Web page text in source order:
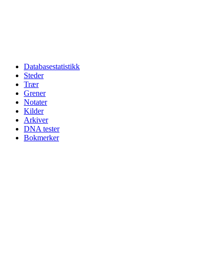
Databasestatistikk
Steder
Trær
Grener
Notater
Kilder
Arkiver
DNA tester
Bokmerker